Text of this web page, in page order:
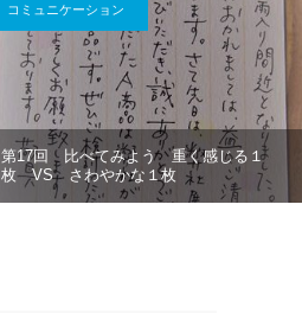
コミュニケーション
第17回 比べてみよう 重く感じる１
枚 VS さわやかな１枚